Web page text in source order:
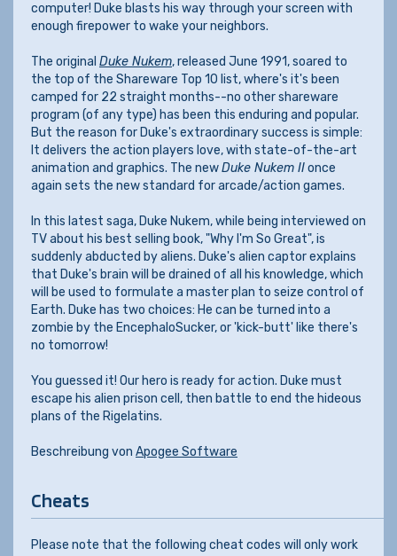
computer! Duke blasts his way through your screen with
enough firepower to wake your neighbors.
The original Duke Nukem, released June 1991, soared to
the top of the Shareware Top 10 list, where's it's been
camped for 22 straight months--no other shareware
program (of any type) has been this enduring and popular.
But the reason for Duke's extraordinary success is simple:
It delivers the action players love, with state-of-the-art
animation and graphics. The newDuke Nukem IIonce
again sets the new standard for arcade/action games.
In this latest saga, Duke Nukem, while being interviewed on
TV about his best selling book, "Why I'm So Great", is
suddenly abducted by aliens. Duke's alien captor explains
that Duke's brain will be drained of all his knowledge, which
will be used to formulate a master plan to seize control of
Earth. Duke has two choices: He can be turned into a
zombie by the EncephaloSucker, or 'kick-butt' like there's
no tomorrow!
You guessed it! Our hero is ready for action. Duke must
escape his alien prison cell, then battle to end the hideous
plans of the Rigelatins.
Beschreibung von Apogee Software
Cheats
Please note that the following cheat codes will only work